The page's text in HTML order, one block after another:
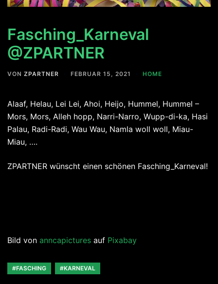
Fasching_Karneval
@ZPARTNER
VON ZPARTNER FEBRUAR 15, 2021 HOME
Alaaf, Helau, Lei Lei, Ahoi, Heijo, Hummel, Hummel –
Mors, Mors, Alleh hopp, Narri-Narro, Wupp-di-ka, Hasi
Palau, Radi-Radi, Wau Wau, Namla woll woll, Miau-
Miau, ….
ZPARTNER wünscht einen schönen Fasching_Karneval!
Bild von anncapictures auf Pixabay
#FASCHING #KARNEVAL